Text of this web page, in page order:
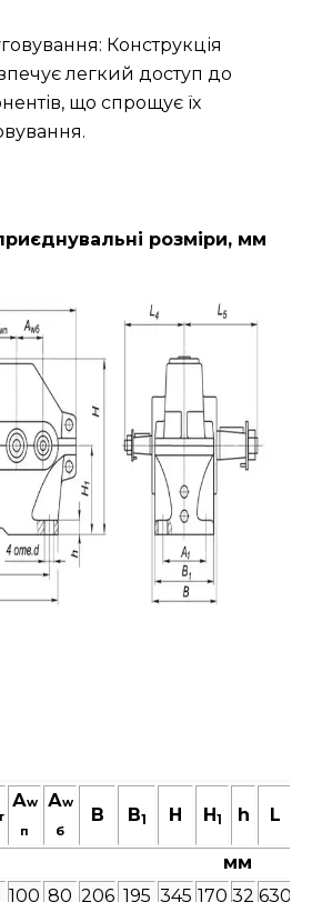
Конструкція
легкий доступ до
що спрощує їх
розміри, мм
Аw
п
Аw
б
В B1 Н H1 h L
мм
100 80 206 195 345 170 32 630